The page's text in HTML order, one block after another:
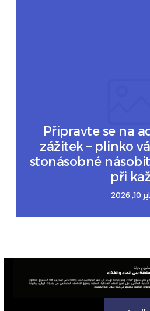
Připravte se na
zážitek – plinko
stonásobné
při kaž
2026